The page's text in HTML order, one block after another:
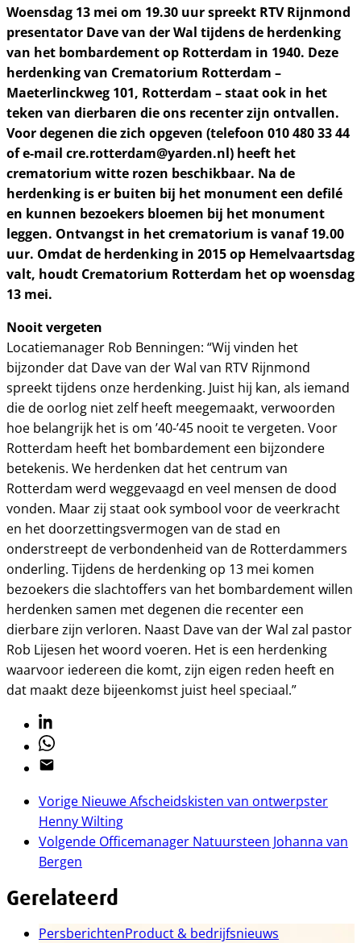
Woensdag 13 mei om 19.30 uur spreekt RTV Rijnmond
presentator Dave van der Wal tijdens de herdenking
van het bombardement op Rotterdam in 1940. Deze
herdenking van Crematorium Rotterdam –
Maeterlinckweg 101, Rotterdam – staat ook in het
teken van dierbaren die ons recenter zijn ontvallen.
Voor degenen die zich opgeven (telefoon 010 480 33 44
of e-mail cre.rotterdam@yarden.nl) heeft het
crematorium witte rozen beschikbaar. Na de
herdenking is er buiten bij het monument een defilé
en kunnen bezoekers bloemen bij het monument
leggen. Ontvangst in het crematorium is vanaf 19.00
uur. Omdat de herdenking in 2015 op Hemelvaartsdag
valt, houdt Crematorium Rotterdam het op woensdag
13 mei.
Nooit vergeten
Locatiemanager Rob Benningen: “Wij vinden het
bijzonder dat Dave van der Wal van RTV Rijnmond
spreekt tijdens onze herdenking. Juist hij kan, als iemand
die de oorlog niet zelf heeft meegemaakt, verwoorden
hoe belangrijk het is om ’40-’45 nooit te vergeten. Voor
Rotterdam heeft het bombardement een bijzondere
betekenis. We herdenken dat het centrum van
Rotterdam werd weggevaagd en veel mensen de dood
vonden. Maar zij staat ook symbool voor de veerkracht
en het doorzettingsvermogen van de stad en
onderstreept de verbondenheid van de Rotterdammers
onderling. Tijdens de herdenking op 13 mei komen
bezoekers die slachtoffers van het bombardement willen
herdenken samen met degenen die recenter een
dierbare zijn verloren. Naast Dave van der Wal zal pastor
Rob Lijesen het woord voeren. Het is een herdenking
waarvoor iedereen die komt, zijn eigen reden heeft en
dat maakt deze bijeenkomst juist heel speciaal.”
Linkedin
Whatsapp
Email
Vorige Nieuwe Afscheidskisten van ontwerpster
Henny Wilting
Volgende Officemanager Natuursteen Johanna van
Bergen
Gerelateerd
PersberichtenProduct & bedrijfsnieuws